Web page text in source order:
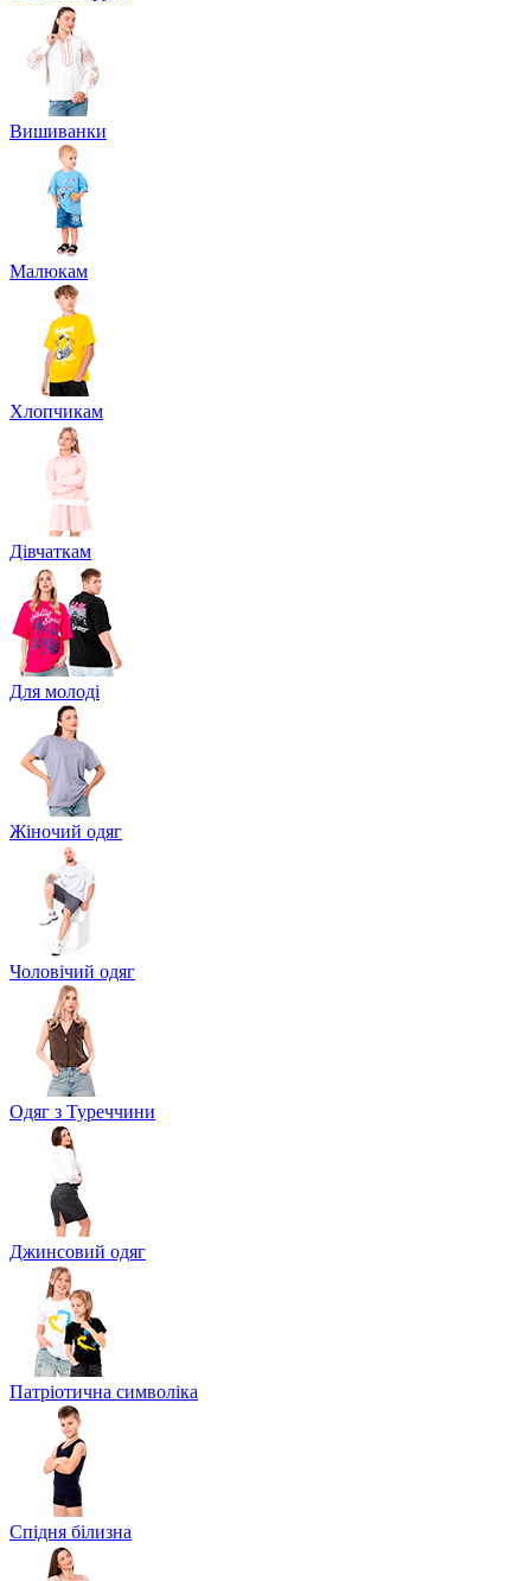
Вишиванки
Малюкам
Хлопчикам
Дівчаткам
Для молоді
Жіночий одяг
Чоловічий одяг
Одяг з Туреччини
Джинсовий одяг
Патріотична символіка
Спідня білизна